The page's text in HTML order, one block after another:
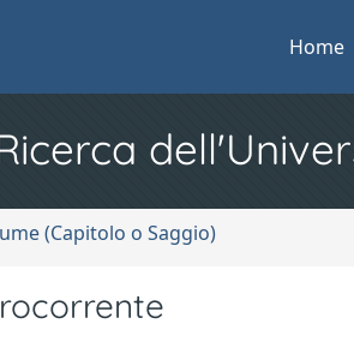
Home
(Capitolo o Saggio)